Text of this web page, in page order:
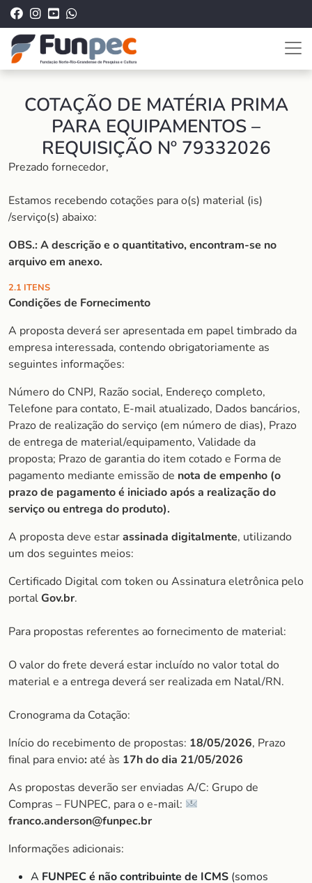
COTAÇÃO DE MATÉRIA PRIMA
PARA EQUIPAMENTOS –
REQUISIÇÃO Nº 79332026
Prezado fornecedor,
Estamos recebendo cotações para o(s) material (is)
/serviço(s) abaixo:
OBS.: A descrição e o quantitativo, encontram-se no
arquivo em anexo.
2.1 ITENS
Condições de Fornecimento
A proposta deverá ser apresentada em papel timbrado da
empresa interessada, contendo obrigatoriamente as
seguintes informações:
Número do CNPJ, Razão social, Endereço completo,
Telefone para contato, E-mail atualizado, Dados bancários,
Prazo de realização do serviço (em número de dias), Prazo
de entrega de material/equipamento, Validade da
proposta; Prazo de garantia do item cotado e Forma de
pagamento mediante emissão de nota de empenho (o
prazo de pagamento é iniciado após a realização do
serviço ou entrega do produto).
A proposta deve estarassinada digitalmente, utilizando
um dos seguintes meios:
Certificado Digital com token ou Assinatura eletrônica pelo
portalGov.br.
Para propostas referentes ao fornecimento de material:
O valor do frete deverá estar incluído no valor total do
material e a entrega deverá ser realizada em Natal/RN.
Cronograma da Cotação:
Início do recebimento de propostas: 18/05/2026, Prazo
final para envio: até às 17h do dia 21/05/2026
As propostas deverão ser enviadas A/C: Grupo de
Compras – FUNPEC, para o e-mail:
franco.anderson@funpec.br
Informações adicionais:
A FUNPEC é não contribuinte de ICMS (somos